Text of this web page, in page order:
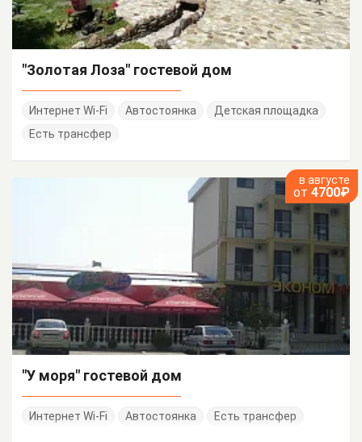
"Золотая Лоза" гостевой дом
Интернет Wi-Fi Автостоянка
Детская площадка
Есть трансфер
в августе
от 4700₽
"У моря" гостевой дом
Интернет Wi-Fi Автостоянка Есть трансфер